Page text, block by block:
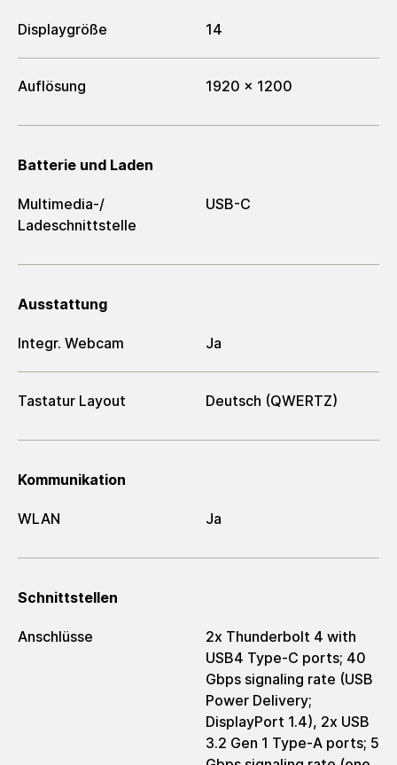
Displaygröße 14
Auflösung 1920 x 1200
Batterie und Laden
Multimedia-/​
Ladeschnittstelle
USB-C
Ausstattung
Integr. Webcam Ja
Tastatur Layout Deutsch (QWERTZ)
Kommunikation
WLAN Ja
Schnittstellen
Anschlüsse
2x Thunderbolt 4 with
USB4 Type-C ports; 40
Gbps signaling rate (USB
Power Delivery;
DisplayPort 1.4), 2x USB
3.2 Gen 1 Type-A ports; 5